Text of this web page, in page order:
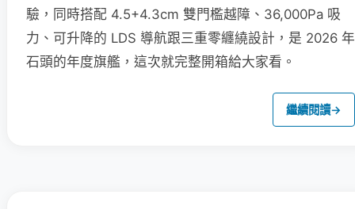
驗，同時搭配 4.5+4.3cm 雙門檻越障、36,000Pa 吸
力、可升降的 LDS 導航跟三重零纏繞設計，是 2026 年
石頭的年度旗艦，這次就完整開箱給大家看。
繼續閱讀→